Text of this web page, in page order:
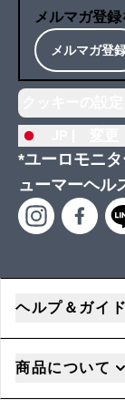
メルマガ登録
メルマガ登
*ユーロモニ
ューマーヘル
ヘルプ＆ガイド
商品について